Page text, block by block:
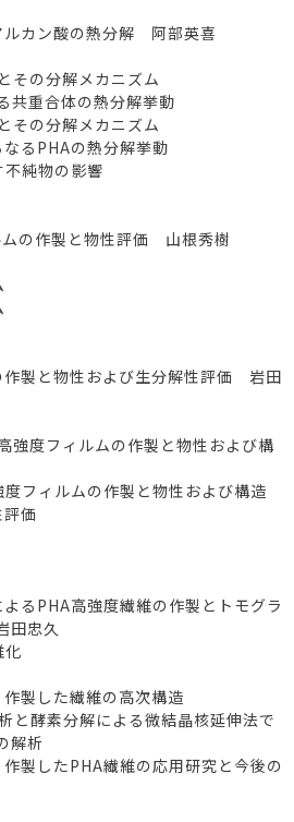
カン酸の熱分解 阿部英喜
の分解メカニズム
重合体の熱分解挙動
の分解メカニズム
るPHAの熱分解挙動
純物の影響
の作製と物性評価 山根秀樹
製と物性および生分解性評価 岩田
度フィルムの作製と物性および構
フィルムの作製と物性および構造
価
るPHA高強度繊維の作製とトモグラ
田忠久
製した繊維の高次構造
酵素分解による微結晶核延伸法で
解析
製したPHA繊維の応用研究と今後の